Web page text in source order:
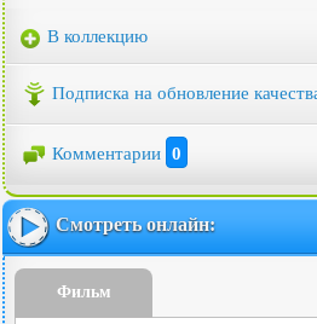
В коллекцию
Подписка на обновление
Комментарии 0
Смотреть онлайн:
Фильм